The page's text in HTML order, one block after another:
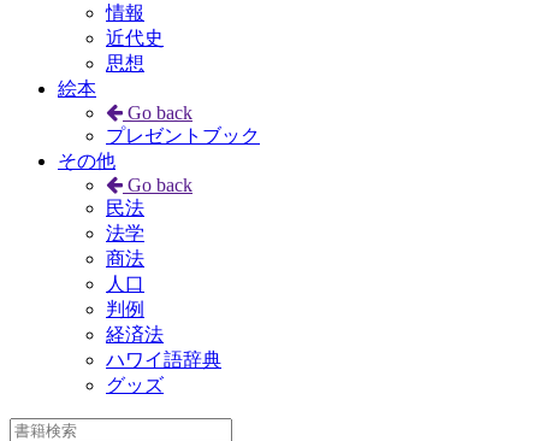
情報
近代史
思想
絵本
Go back
プレゼントブック
その他
Go back
民法
法学
商法
人口
判例
経済法
ハワイ語辞典
グッズ